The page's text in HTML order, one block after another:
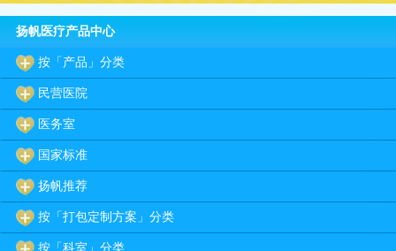
扬帆医疗产品中心
按「产品」分类
民营医院
医务室
国家标准
扬帆推荐
按「打包定制方案」分类
按「科室」分类